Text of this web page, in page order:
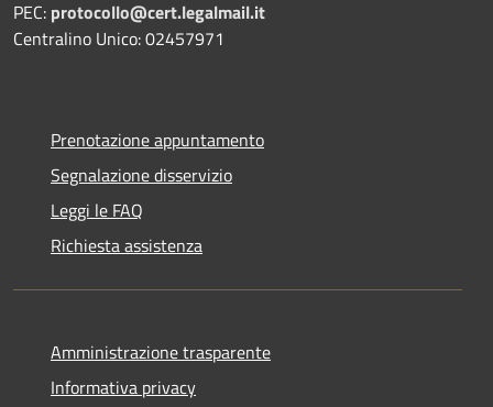
PEC: protocollo@cert.legalmail.it
Centralino Unico: 02457971
Prenotazione appuntamento
Segnalazione disservizio
Leggi le FAQ
Richiesta assistenza
Amministrazione trasparente
Informativa privacy